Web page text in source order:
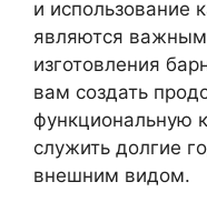
и использование
являются
изготовления
вам создать
функциональную
служить долгие
внешним видом.